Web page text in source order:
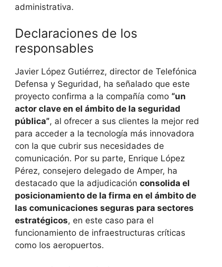
administrativa.
Declaraciones de los
responsables
Javier López Gutiérrez, director de Telefónica
Defensa y Seguridad, ha señalado que este
proyecto confirma a la compañía como “un
actor clave en el ámbito de la seguridad
pública”, al ofrecer a sus clientes la mejor red
para acceder a la tecnología más innovadora
con la que cubrir sus necesidades de
comunicación. Por su parte, Enrique López
Pérez, consejero delegado de Amper, ha
destacado que la adjudicación consolida el
posicionamiento de la firma en el ámbito de
las comunicaciones seguras para sectores
estratégicos, en este caso para el
funcionamiento de infraestructuras críticas
como los aeropuertos.